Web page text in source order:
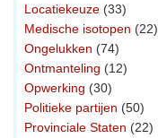
Locatiekeuze (33)
Medische isotopen (22)
Ongelukken (74)
Ontmanteling (12)
Opwerking (30)
Politieke partijen (50)
Provinciale Staten (22)